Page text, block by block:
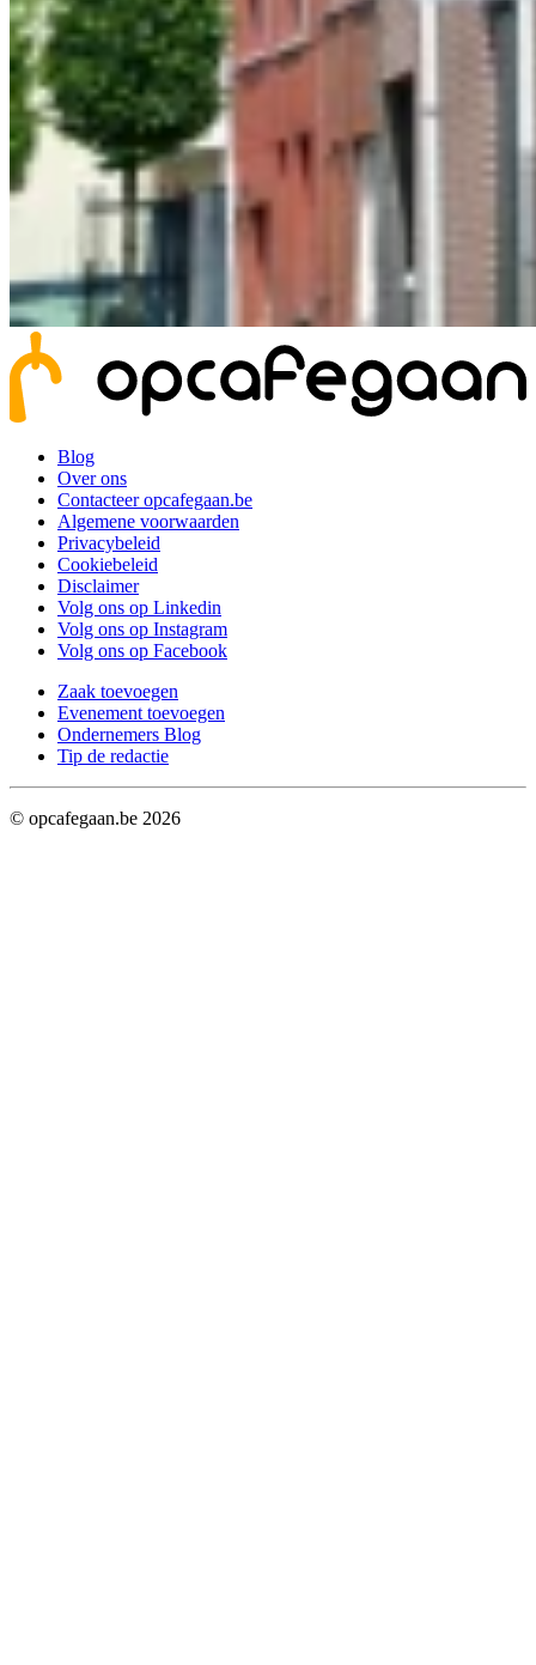
Blog
Over ons
Contacteer opcafegaan.be
Algemene voorwaarden
Privacybeleid
Cookiebeleid
Disclaimer
Volg ons op Linkedin
Volg ons op Instagram
Volg ons op Facebook
Zaak toevoegen
Evenement toevoegen
Ondernemers Blog
Tip de redactie
© opcafegaan.be 2026